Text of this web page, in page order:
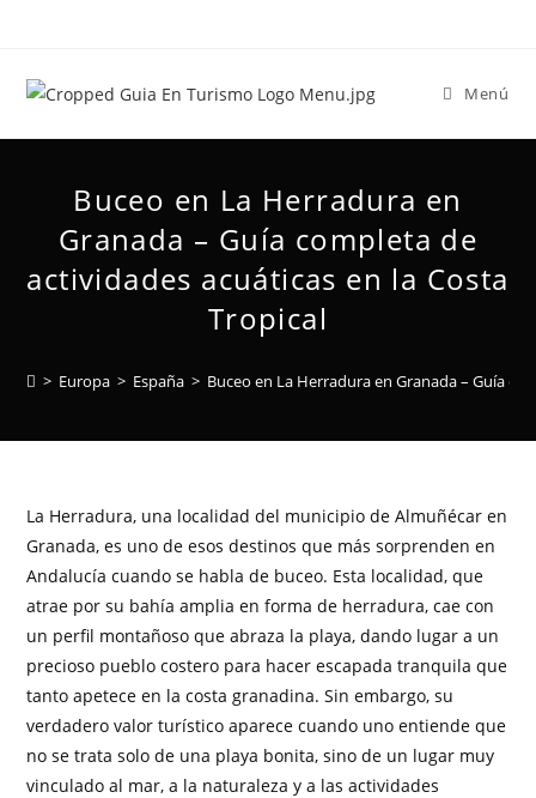
Menú
Buceo en La Herradura en
Granada – Guía completa de
actividades acuáticas en la Costa
Tropical
> Europa > España > Buceo en La Herradura en Granada – Guía
La Herradura, una localidad del municipio de Almuñécar en
Granada, es uno de esos destinos que más sorprenden en
Andalucía cuando se habla de buceo. Esta localidad, que
atrae por su bahía amplia en forma de herradura, cae con
un perfil montañoso que abraza la playa, dando lugar a un
precioso pueblo costero para hacer escapada tranquila que
tanto apetece en la costa granadina. Sin embargo, su
verdadero valor turístico aparece cuando uno entiende que
no se trata solo de una playa bonita, sino de un lugar muy
vinculado al mar, a la naturaleza y a las actividades